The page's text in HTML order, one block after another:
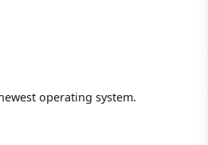
operating system.